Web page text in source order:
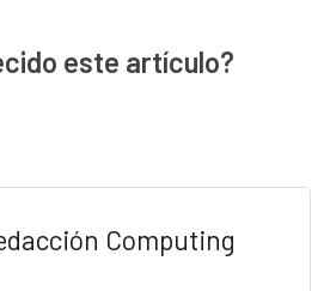
este artículo?
Computing